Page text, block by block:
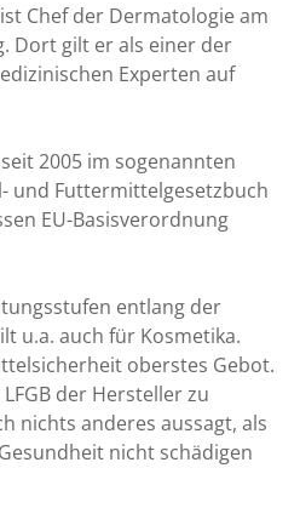
Chef der Dermatologie am
Dort gilt er als einer der
Experten auf
2005 im sogenannten
und Futtermittelgesetzbuch
EU-Basisverordnung
entlang der
u.a. auch für Kosmetika.
oberstes Gebot.
der Hersteller zu
nichts anderes aussagt, als
nicht schädigen